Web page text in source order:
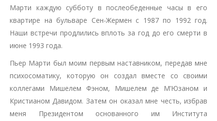
Марти каждую субботу в послеобеденные часы в его
квартире на бульваре Сен-Жермен с 1987 по 1992 год.
Наши встречи продлились вплоть за год до его смерти в
июне 1993 года.
Пьер Марти был моим первым наставником, передав мне
психосоматику, которую он создал вместе со своими
коллегами Мишелем Фэном, Мишелем де М’Юзаном и
Кристианом Давидом. Затем он оказал мне честь, избрав
меня Президентом основанного им Института